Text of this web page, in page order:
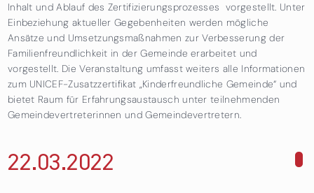
Inhalt und Ablauf des Zertifizierungsprozesses vorgestellt. Unter
Einbeziehung aktueller Gegebenheiten werden mögliche
Ansätze und Umsetzungsmaßnahmen zur Verbesserung der
Familienfreundlichkeit in der Gemeinde erarbeitet und
vorgestellt. Die Veranstaltung umfasst weiters alle Informationen
zum UNICEF-Zusatzzertifikat „Kinderfreundliche Gemeinde“ und
bietet Raum für Erfahrungsaustausch unter teilnehmenden
Gemeindevertreterinnen und Gemeindevertretern.
22.03.2022